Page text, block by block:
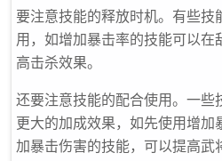
要注意技能的释放时机。有些技
用，如增加暴击率的技能可以在
高击杀效果。
还要注意技能的配合使用。一些
更大的加成效果，如先使用增加
加暴击伤害的技能，可以提高武